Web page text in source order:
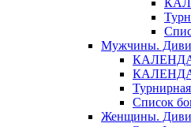
Мужчины.
Список
Женщины.